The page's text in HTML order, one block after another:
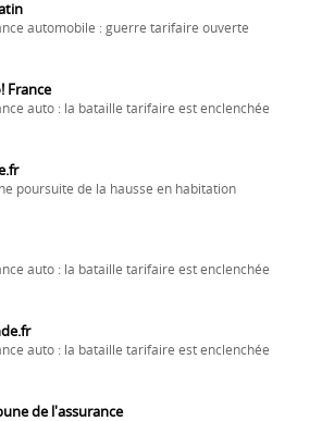
automobile : guerre tarifaire ouverte
France
auto : la bataille tarifaire est enclenchée
poursuite de la hausse en habitation
auto : la bataille tarifaire est enclenchée
auto : la bataille tarifaire est enclenchée
de l'assurance